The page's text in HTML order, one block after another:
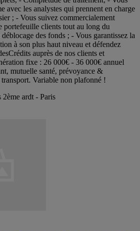
avec les analystes qui prennent en charge
; - Vous suivez commercialement
portefeuille clients tout au long du
des fonds ; - Vous garantissez la
à son plus haut niveau et défendez
auprès de nos clients et
fixe : 26 000€ - 36 000€ annuel
mutuelle santé, prévoyance &
Variable non plafonné !
ardt - Paris